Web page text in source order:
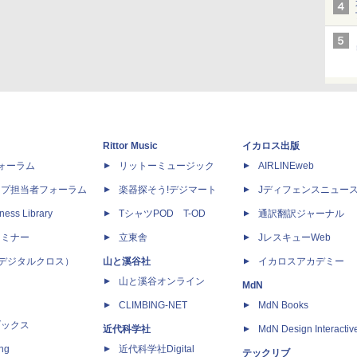
ーラム
担当者フォーラム
Library
ナー
ジタルクロス）
クス
Rittor Music
リットーミュージック
楽器探そう!デジマート
TシャツPOD T-OD
立東舎
山と溪谷社
山と溪谷オンライン
CLIMBING-NET
近代科学社
近代科学社Digital
イカロス出版
AIRLINEweb
Jディフェンスニュー
通訳翻訳ジャーナル
JレスキューWeb
イカロスアカデミー
MdN
MdN Books
MdN Design
テックリブ